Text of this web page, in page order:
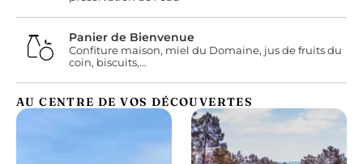
Panier de Bienvenue
Confiture maison, miel du Domaine, jus de fruits du
coin, biscuits,…
AU CENTRE DE VOS DÉCOUVERTES